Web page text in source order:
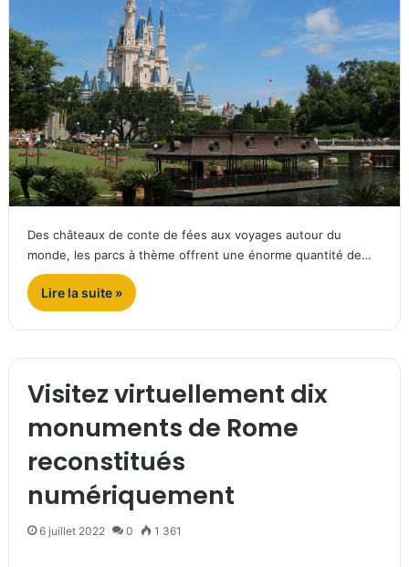
Des châteaux de conte de fées aux voyages autour du
monde, les parcs à thème offrent une énorme quantité de…
Lire la suite »
Visitez virtuellement dix
monuments de Rome
reconstitués
numériquement
6 juillet 2022 0 1 361